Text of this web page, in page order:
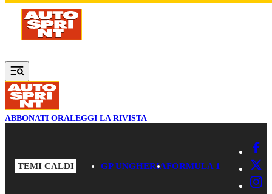
Vai al contenuto principale
ABBONATI ORALEGGI LA RIVISTA
TEMI CALDI GP UNGHERIAFORMULA 1